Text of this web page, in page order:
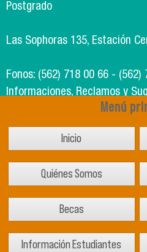
Menú
Inicio
Quiénes Somos
Becas
Información Estudiantes
Postgrado
Las Sophoras 135, Estación
Fonos: (562) 718 00 66 -
Informaciones, Reclamos y
Soporte Informático Segic: